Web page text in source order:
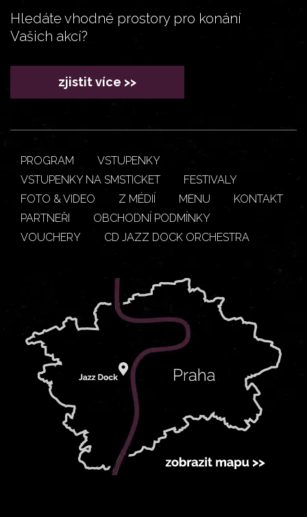
Hledáte vhodné prostory pro konání
Vašich akcí?
zjistit více >>
PROGRAM
VSTUPENKY
VSTUPENKY NA SMSTICKET
FESTIVALY
FOTO & VIDEO
Z MÉDIÍ MENU
KONTAKT
PARTNEŘI
OBCHODNÍ PODMÍNKY
VOUCHERY
CD JAZZ DOCK ORCHESTRA